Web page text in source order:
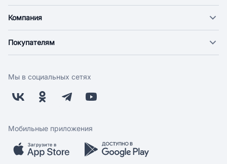
Компания
Новости
Поставщикам
Заводчикам
Обратная связь
Покупателям
Оплата
Бонусная программа
Скидки и акции
Мобильное приложение
Мы в социальных сетях
Мобильные приложения